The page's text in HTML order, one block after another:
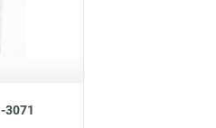
3071